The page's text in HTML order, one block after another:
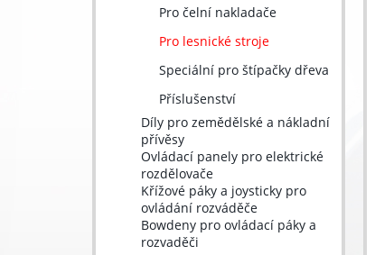
Pro čelní nakladače
Pro lesnické stroje
Speciální pro štípačky dřeva
Příslušenství
Díly pro zemědělské a nákladní
přívěsy
Ovládací panely pro elektrické
rozdělovače
Křížové páky a joysticky pro
ovládání rozváděče
Bowdeny pro ovládací páky a
rozvaděči